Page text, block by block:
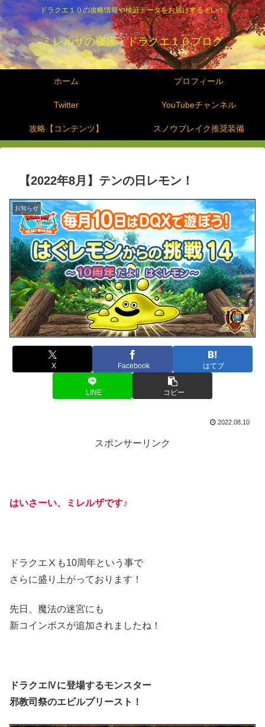
ドラクエ１０の攻略情報や検証データをお届けするぞい！
ミレルザの寝床 ドラクエ１０ブログ
ホーム プロフィール
Twitter YouTubeチャンネル
攻略【コンテンツ】 スノウブレイク推奨装備
【2022年8月】テンの日レモン！
お知らせ
X Facebook はてブ
LINE コピー
2022.08.10
スポンサーリンク
はいさーい、ミレルザです♪
ドラクエⅩも10周年という事で
さらに盛り上がっております！
先日、魔法の迷宮にも
新コインボスが追加されましたね！
ドラクエⅣに登場するモンスター
邪教司祭のエビルプリースト！